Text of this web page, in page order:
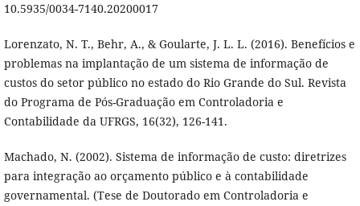
10.5935/0034-7140.20200017
Lorenzato, N. T., Behr, A., & Goularte, J. L. L. (2016). Benefícios e
problemas na implantação de um sistema de informação de
custos do setor público no estado do Rio Grande do Sul. Revista
do Programa de Pós-Graduação em Controladoria e
Contabilidade da UFRGS, 16(32), 126-141.
Machado, N. (2002). Sistema de informação de custo: diretrizes
para integração ao orçamento público e à contabilidade
governamental. (Tese de Doutorado em Controladoria e